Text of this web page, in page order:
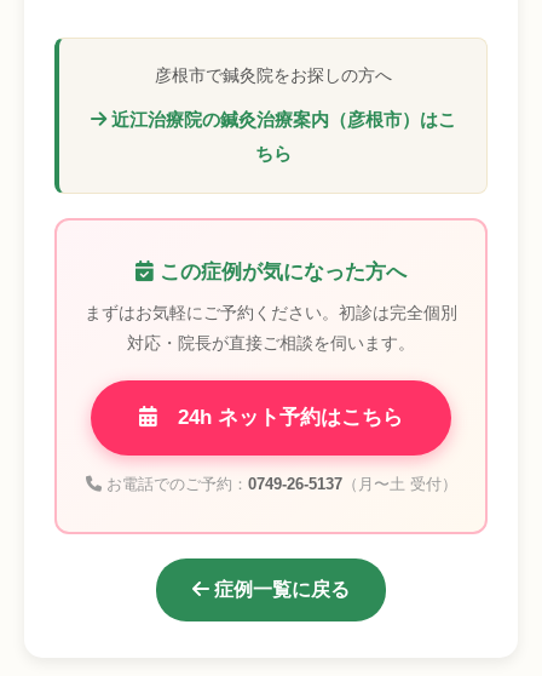
彦根市で鍼灸院をお探しの方へ
近江治療院の鍼灸治療案内（彦根市）はこ
ちら
この症例が気になった方へ
まずはお気軽にご予約ください。初診は完全個別
対応・院長が直接ご相談を伺います。
24h ネット予約はこちら
お電話でのご予約： 0749-26-5137（月〜土 受付）
症例一覧に戻る